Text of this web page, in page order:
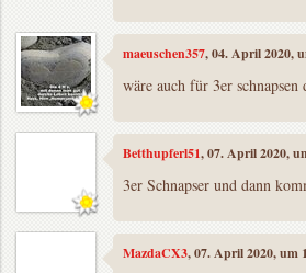
maeuschen357, 04. April 2020,
wäre auch für 3er
Betthupferl51, 07. April 2020,
3er Schnapser und dann
MazdaCX3, 07. April 2020, um